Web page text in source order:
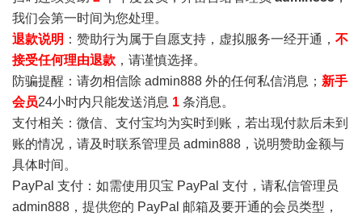
我们会第一时间为您处理。
退款说明 ：赞助行为属于自愿支持，虚拟服务一经开通， 不
接受任何理由退款 ，请谨慎选择。
防骗提醒：请勿相信除 admin888 外的任何私信消息； 新手
会员24小时内只能发送消息 1 条消息。
支付相关：微信、支付宝均为实时到账，若出现付款后未到
账的情况，请及时联系管理员 admin888，说明赞助金额与
具体时间。
PayPal 支付：如需使用贝宝 PayPal 支付，请私信管理员
admin888，提供您的 PayPal 邮箱及要开通的会员类型，